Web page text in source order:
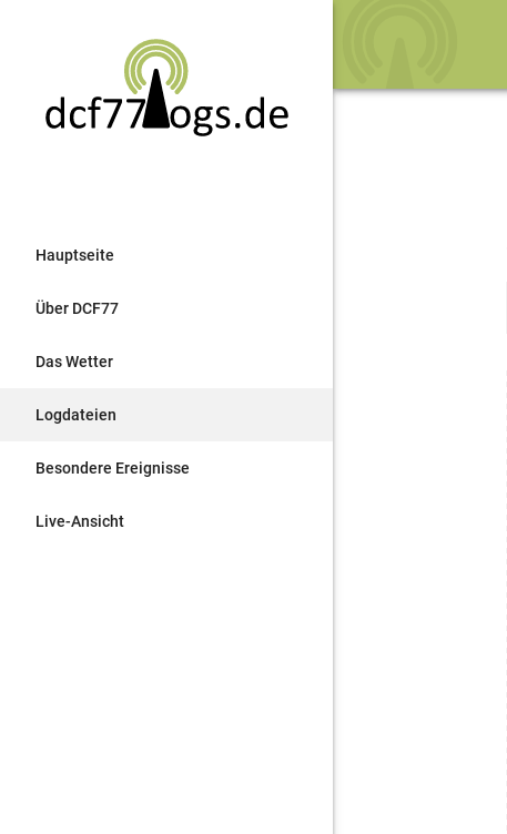
Hauptseite
Über DCF77
Das Wetter
Logdateien
Besondere Ereignisse
Live-Ansicht